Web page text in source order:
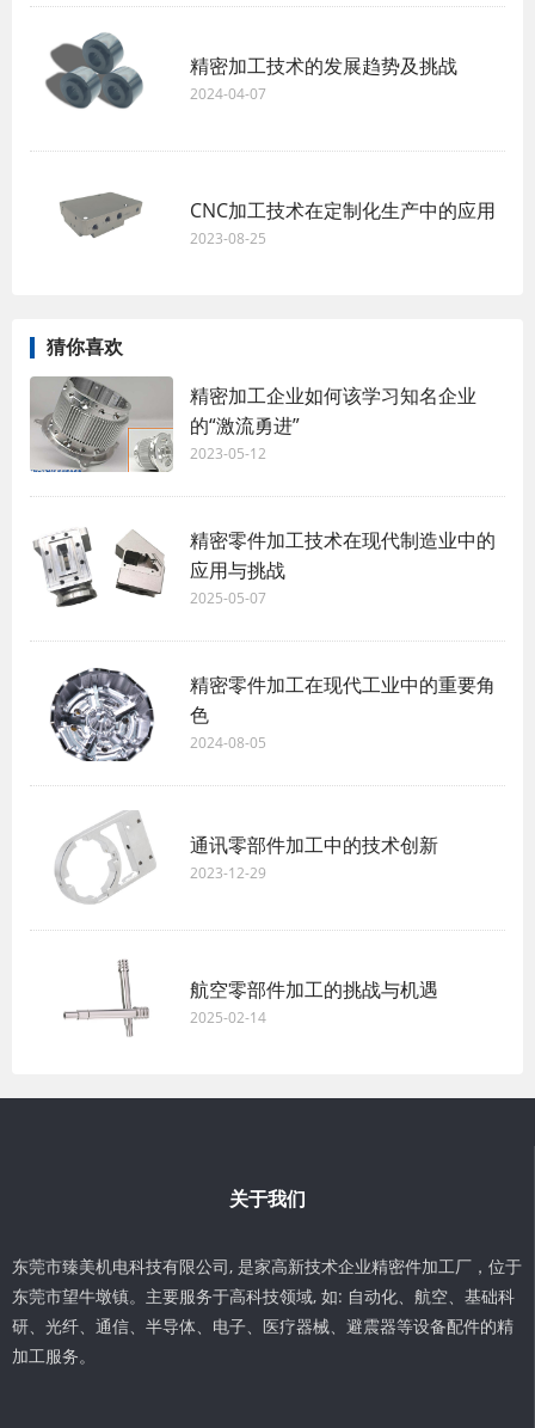
精密加工技术的发展趋势及挑战
2024-04-07
CNC加工技术在定制化生产中的应用
2023-08-25
猜你喜欢
精密加工企业如何该学习知名企业
的“激流勇进”
2023-05-12
精密零件加工技术在现代制造业中的
应用与挑战
2025-05-07
精密零件加工在现代工业中的重要角
色
2024-08-05
通讯零部件加工中的技术创新
2023-12-29
航空零部件加工的挑战与机遇
2025-02-14
关于我们
东莞市臻美机电科技有限公司, 是家高新技术企业精密件加工厂，位于
东莞市望牛墩镇。主要服务于高科技领域, 如: 自动化、航空、基础科
研、光纤、通信、半导体、电子、医疗器械、避震器等设备配件的精
加工服务。